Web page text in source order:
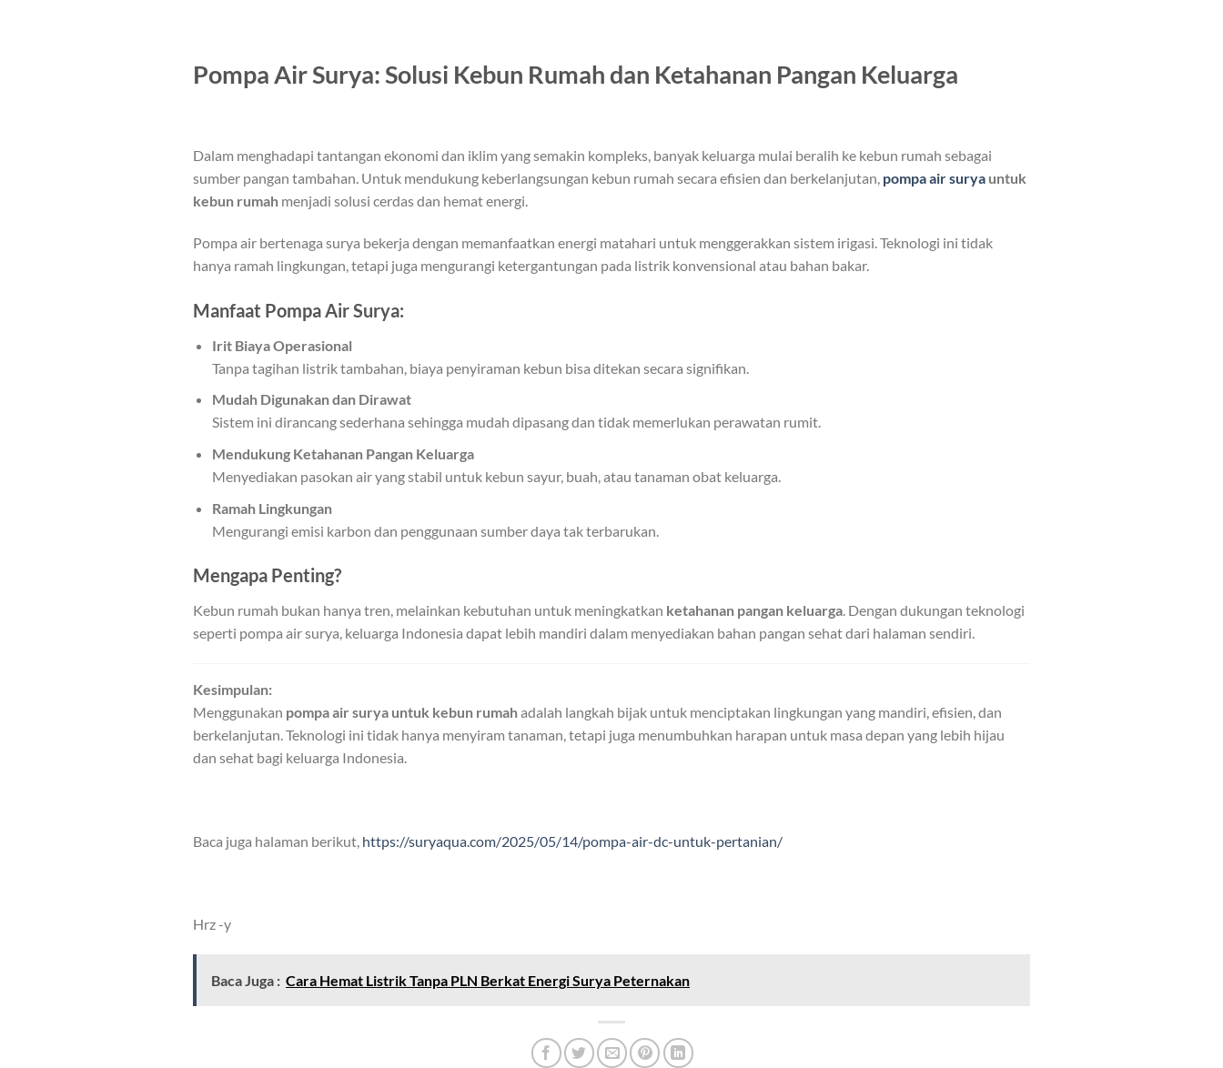
Pompa Air Surya: Solusi Kebun Rumah dan Ketahanan Pangan Keluarga
Dalam menghadapi tantangan ekonomi dan iklim yang semakin kompleks, banyak keluarga mulai beralih ke kebun rumah sebagai
sumber pangan tambahan. Untuk mendukung keberlangsungan kebun rumah secara efisien dan berkelanjutan, pompa air surya untuk
kebun rumah menjadi solusi cerdas dan hemat energi.
Pompa air bertenaga surya bekerja dengan memanfaatkan energi matahari untuk menggerakkan sistem irigasi. Teknologi ini tidak
hanya ramah lingkungan, tetapi juga mengurangi ketergantungan pada listrik konvensional atau bahan bakar.
Manfaat Pompa Air Surya:
Irit Biaya Operasional
Tanpa tagihan listrik tambahan, biaya penyiraman kebun bisa ditekan secara signifikan.
Mudah Digunakan dan Dirawat
Sistem ini dirancang sederhana sehingga mudah dipasang dan tidak memerlukan perawatan rumit.
Mendukung Ketahanan Pangan Keluarga
Menyediakan pasokan air yang stabil untuk kebun sayur, buah, atau tanaman obat keluarga.
Ramah Lingkungan
Mengurangi emisi karbon dan penggunaan sumber daya tak terbarukan.
Mengapa Penting?
Kebun rumah bukan hanya tren, melainkan kebutuhan untuk meningkatkan ketahanan pangan keluarga. Dengan dukungan teknologi
seperti pompa air surya, keluarga Indonesia dapat lebih mandiri dalam menyediakan bahan pangan sehat dari halaman sendiri.
Kesimpulan:
Menggunakan pompa air surya untuk kebun rumahadalah langkah bijak untuk menciptakan lingkungan yang mandiri, efisien, dan
berkelanjutan. Teknologi ini tidak hanya menyiram tanaman, tetapi juga menumbuhkan harapan untuk masa depan yang lebih hijau
dan sehat bagi keluarga Indonesia.
Baca juga halaman berikut, https://suryaqua.com/2025/05/14/pompa-air-dc-untuk-pertanian/
Hrz -y
Baca Juga : Cara Hemat Listrik Tanpa PLN Berkat Energi Surya Peternakan